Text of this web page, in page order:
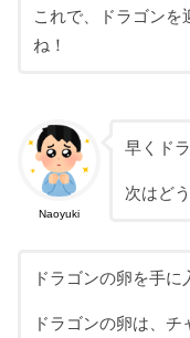
これで、ドラゴンを
ね！
Naoyuki
早くド
次はど
ドラゴンの卵を手に
ドラゴンの卵は、